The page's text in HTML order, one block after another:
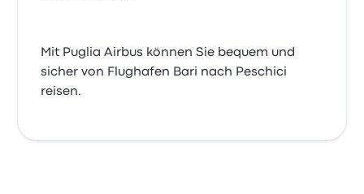
Mit Puglia Airbus können Sie bequem und
sicher von Flughafen Bari nach Peschici
reisen.